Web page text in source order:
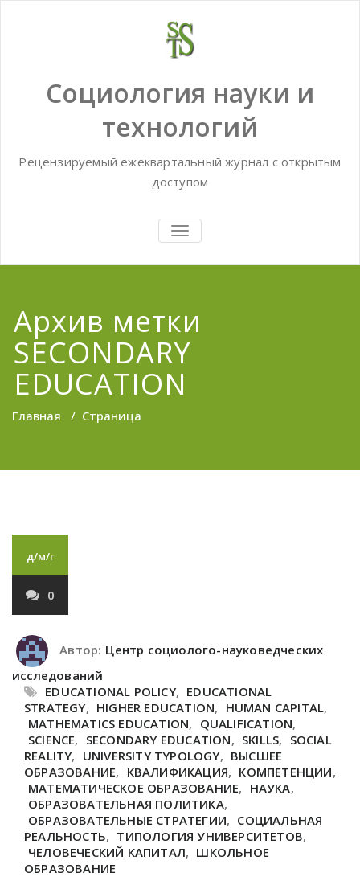
Социология науки и
технологий
Рецензируемый ежеквартальный журнал с открытым
доступом
TOGGLE
NAVIGATION
Архив метки
SECONDARY
EDUCATION
Главная / Страница
д/м/г
0
Автор: Центр социолого-науковедческих
исследований
EDUCATIONAL POLICY, EDUCATIONAL
STRATEGY, HIGHER EDUCATION, HUMAN CAPITAL,
MATHEMATICS EDUCATION, QUALIFICATION,
SCIENCE, SECONDARY EDUCATION, SKILLS, SOCIAL
REALITY, UNIVERSITY TYPOLOGY, ВЫСШЕЕ
ОБРАЗОВАНИЕ, КВАЛИФИКАЦИЯ, КОМПЕТЕНЦИИ,
МАТЕМАТИЧЕСКОЕ ОБРАЗОВАНИЕ, НАУКА,
ОБРАЗОВАТЕЛЬНАЯ ПОЛИТИКА,
ОБРАЗОВАТЕЛЬНЫЕ СТРАТЕГИИ, СОЦИАЛЬНАЯ
РЕАЛЬНОСТЬ, ТИПОЛОГИЯ УНИВЕРСИТЕТОВ,
ЧЕЛОВЕЧЕСКИЙ КАПИТАЛ, ШКОЛЬНОЕ
ОБРАЗОВАНИЕ